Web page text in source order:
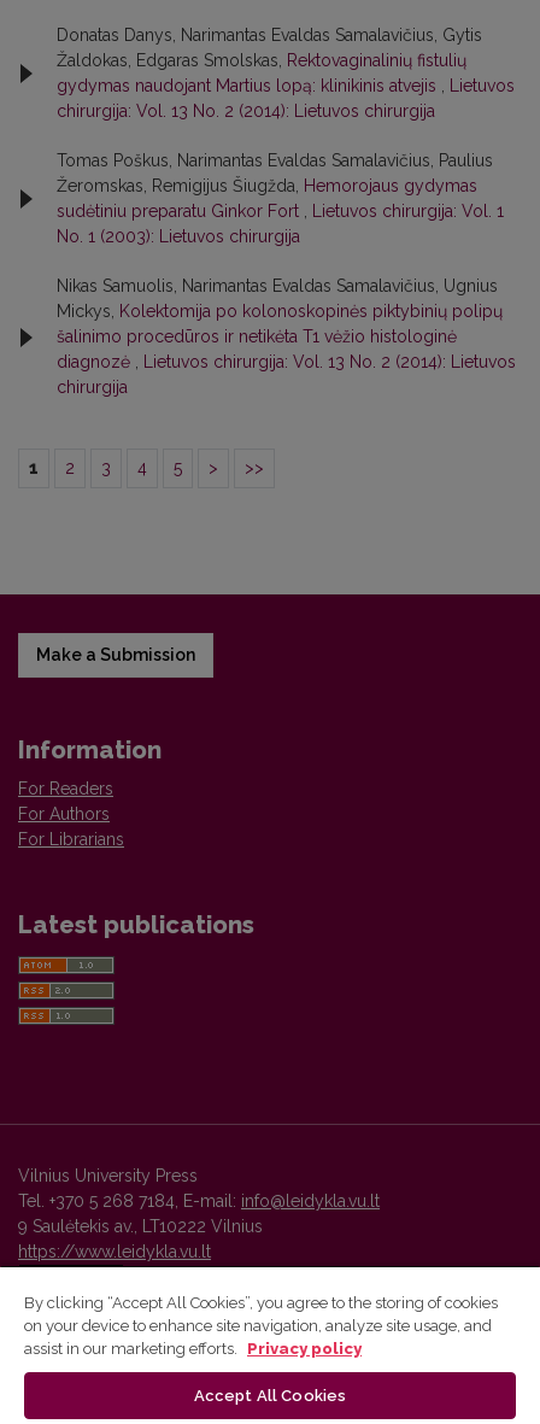
Donatas Danys, Narimantas Evaldas Samalavičius, Gytis
Žaldokas, Edgaras Smolskas, Rektovaginalinių fistulių
gydymas naudojant Martius lopą: klinikinis atvejis , Lietuvos
chirurgija: Vol. 13 No. 2 (2014): Lietuvos chirurgija
Tomas Poškus, Narimantas Evaldas Samalavičius, Paulius
Žeromskas, Remigijus Šiugžda, Hemorojaus gydymas
sudėtiniu preparatu Ginkor Fort , Lietuvos chirurgija: Vol. 1
No. 1 (2003): Lietuvos chirurgija
Nikas Samuolis, Narimantas Evaldas Samalavičius, Ugnius
Mickys, Kolektomija po kolonoskopinės piktybinių polipų
šalinimo procedūros ir netikėta T1 vėžio histologinė
diagnozė , Lietuvos chirurgija: Vol. 13 No. 2 (2014): Lietuvos
chirurgija
1 2 3 4 5 > >>
Make a Submission
Information
For Readers
For Authors
For Librarians
Latest publications
Vilnius University Press
Tel. +370 5 268 7184, E-mail: info@leidykla.vu.lt
9 Saulėtekis av., LT10222 Vilnius
https://www.leidykla.vu.lt
Vilnius University Press platform and metadata are distributed by
By clicking “Accept All Cookies”, you agree to the storing of cookies
on your device to enhance site navigation, analyze site usage, and
assist in our marketing efforts.
Privacy policy
Accept All Cookies